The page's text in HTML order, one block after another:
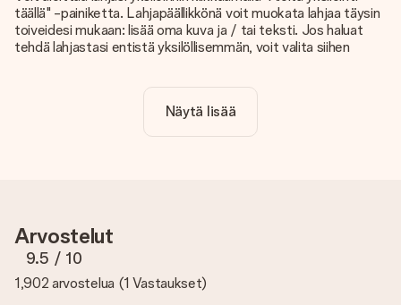
täällä" -painiketta. Lahjapäällikkönä voit muokata lahjaa täysin
toiveidesi mukaan: lisää oma kuva ja / tai teksti. Jos haluat
tehdä lahjastasi entistä yksilöllisemmän, voit valita siihen
Sisältyykö yksilöinti hintaan?
Sivustolla näkyvä hinta sisältää lahjasi yksilöinnin. Hauskaa ja
asiakaspalvelutiimiimme ja liitä valokuva tilaamasi lahjan
mukana. He voivat sitten tarkistaa laadun puolestasi!
Mitä formaatteja voin ladata?
Näytä lisää
Arvostelut
9.5 / 10
1,902 arvostelua (1 Vastaukset)